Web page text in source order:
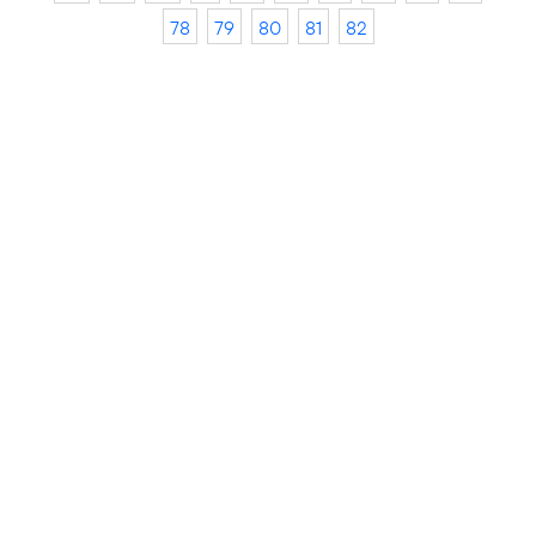
78
79 80 81 82